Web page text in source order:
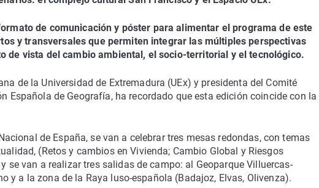
de comunicación y póster para alimentar el programa de este
y transversales que permiten integrar las múltiples perspectivas
de vista del cambio ambiental, el socio-territorial y el tecnológico.
de la Universidad de Extremadura (UEx) y presidenta del Comité
Española de Geografía, ha recordado que esta edición coincide con la
de España, se van a celebrar tres mesas redondas, con temas
(Retos y cambios en Vivienda; Cambio Global y Riesgos
se van a realizar tres salidas de campo: al Geoparque Villuercas-
y a la zona de la Raya luso-española (Badajoz, Elvas, Olivenza).